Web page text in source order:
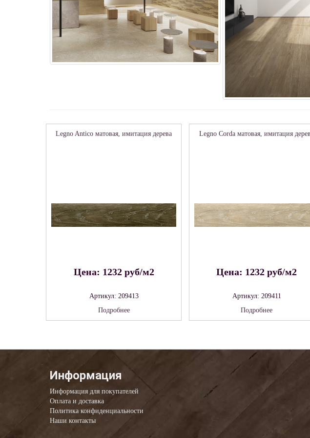
Legno Antico матовая, имитация дерева
Цена: 1232 руб/м2
Артикул: 209413
Подробнее
Legno Corda матовая, имитация
Цена: 1232 руб/м2
Артикул: 209411
Подробнее
Информация
Информация для покупателей
Оплата и доставка
Политика конфиденциальности
Наши контакты